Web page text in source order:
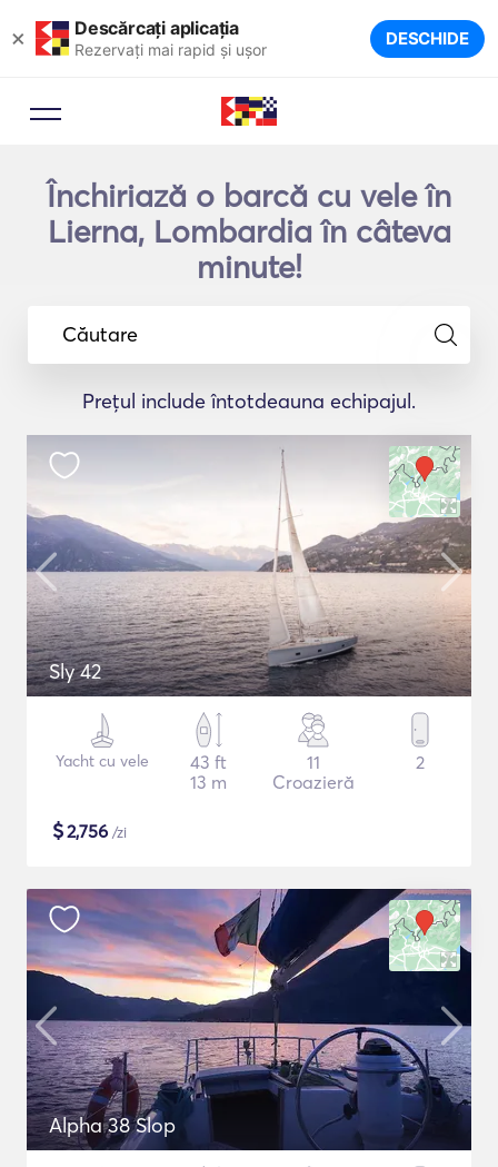
× Descărcați aplicația
Rezervați mai rapid și ușor DESCHIDE
Închiriază o barcă cu vele în
Lierna, Lombardia în câteva
minute!
Căutare
Prețul include întotdeauna echipajul.
Sly 42
Yacht cu vele
43 ft
13 m
11
Croazieră
2
$2,756 /zi
Alpha 38 Slop